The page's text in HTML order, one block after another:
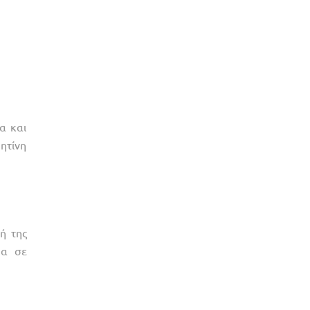
και
της
σε